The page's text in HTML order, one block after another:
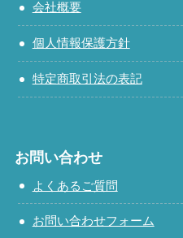
会社概要
個人情報保護方針
特定商取引法の表記
お問い合わせ
よくあるご質問
お問い合わせフォーム